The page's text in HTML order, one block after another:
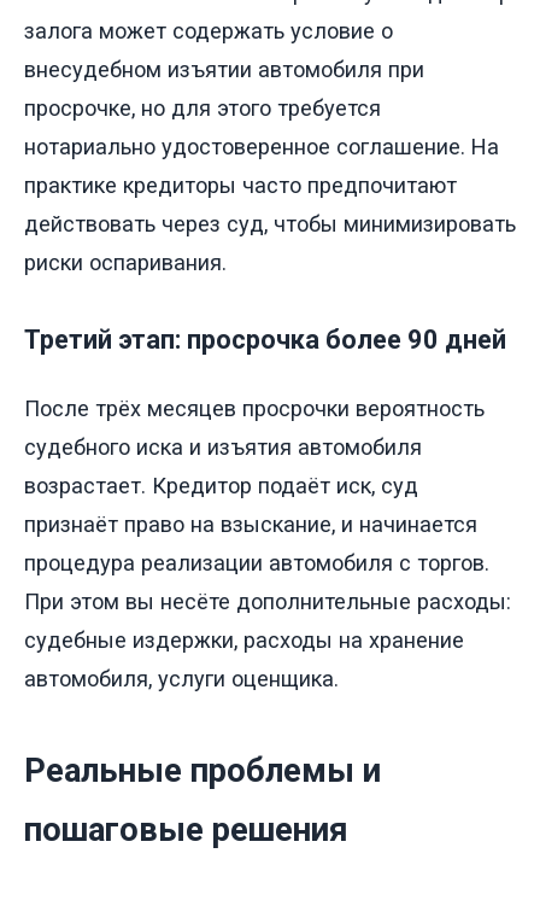
залога может содержать условие о
внесудебном изъятии автомобиля при
просрочке, но для этого требуется
нотариально удостоверенное соглашение. На
практике кредиторы часто предпочитают
действовать через суд, чтобы минимизировать
риски оспаривания.
Третий этап: просрочка более 90 дней
После трёх месяцев просрочки вероятность
судебного иска и изъятия автомобиля
возрастает. Кредитор подаёт иск, суд
признаёт право на взыскание, и начинается
процедура реализации автомобиля с торгов.
При этом вы несёте дополнительные расходы:
судебные издержки, расходы на хранение
автомобиля, услуги оценщика.
Реальные проблемы и
пошаговые решения